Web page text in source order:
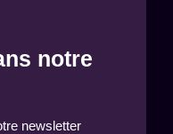
notre
newsletter